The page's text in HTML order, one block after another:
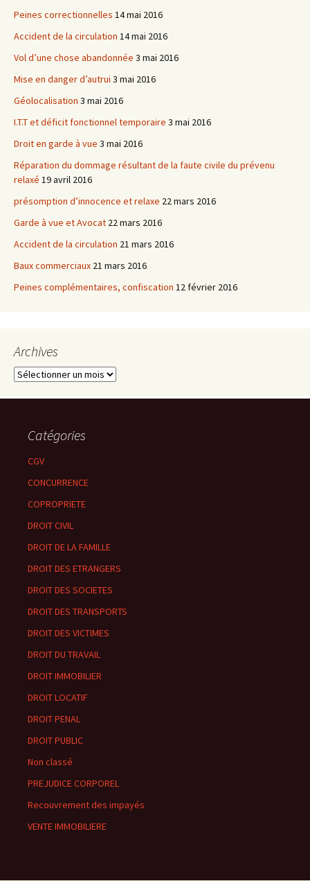
Peines correctionnelles 14 mai 2016
Accident de la circulation 14 mai 2016
Vol d’une chose abandonnée 3 mai 2016
Mise en danger d’autrui 3 mai 2016
Géolocalisation 3 mai 2016
I.T.T et déficit fonctionnel temporaire 3 mai 2016
Droit en garde à vue 3 mai 2016
Réparation du dommage résultant de la faute civile du prévenu
relaxé 19 avril 2016
présomption d’innocence et relaxe 22 mars 2016
Garde à vue et Avocat 22 mars 2016
Accident de la circulation 21 mars 2016
Baux commerciaux 21 mars 2016
Peines complémentaires, confiscation 12 février 2016
Archives
Archives
Catégories
CGV
CONCURRENCE
COPROPRIETE
DROIT CIVIL
DROIT DE LA FAMILLE
DROIT DES ETRANGERS
DROIT DES SOCIETES
DROIT DES TRANSPORTS
DROIT DES VICTIMES
DROIT DU TRAVAIL
DROIT IMMOBILIER
DROIT LOCATIF
DROIT PENAL
DROIT PUBLIC
Non classé
PREJUDICE CORPOREL
Recouvrement des impayés
VENTE IMMOBILIERE